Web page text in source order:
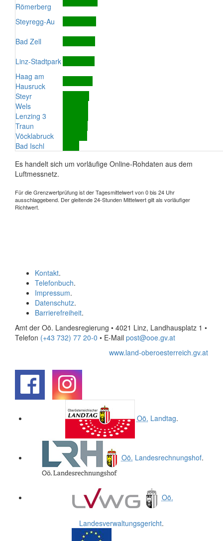
Römerberg
Steyregg-Au
Bad Zell
Linz-Stadtpark
Haag am
Hausruck
Steyr
Wels
Lenzing 3
Traun
Vöcklabruck
Bad Ischl
Es handelt sich um vorläufige Online-Rohdaten aus dem
Luftmessnetz.
Für die Grenzwertprüfung ist der Tagesmittelwert von 0 bis 24 Uhr
ausschlaggebend. Der gleitende 24-Stunden Mittelwert gilt als vorläufiger
Richtwert.
Kontakt.
Telefonbuch.
Impressum.
Datenschutz.
Barrierefreiheit.
Amt der Oö. Landesregierung • 4021 Linz, Landhausplatz 1 •
Telefon (+43 732) 77 20-0 • E-Mail post@ooe.gv.at
www.land-oberoesterreich.gv.at
Oö. Landtag.
Oö. Landesrechnungshof.
Oö.
Landesverwaltungsgericht.